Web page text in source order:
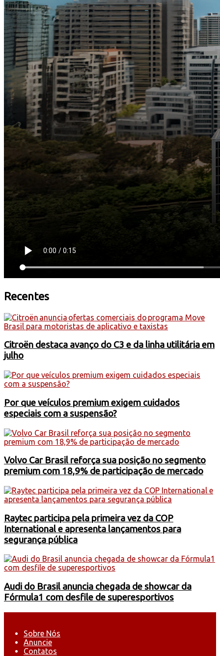
Recentes
Citroën destaca avanço do C3 e da linha utilitária em
julho
Por que veículos premium exigem cuidados
especiais com a suspensão?
Volvo Car Brasil reforça sua posição no segmento
premium com 18,9% de participação de mercado
Raytec participa pela primeira vez da COP
International e apresenta lançamentos para
segurança pública
Audi do Brasil anuncia chegada de showcar da
Fórmula1 com desfile de superesportivos
Sobre Nós
Anuncie
Contatos